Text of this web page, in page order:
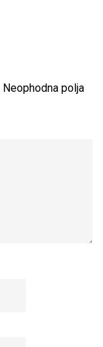
Neophodna polja